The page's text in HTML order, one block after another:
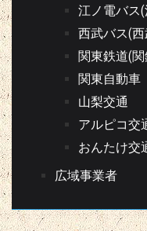
江ノ電バス
西武バス(
関東鉄道(
関東自動車
山梨交通
アルピコ交
おんたけ交
広域事業者